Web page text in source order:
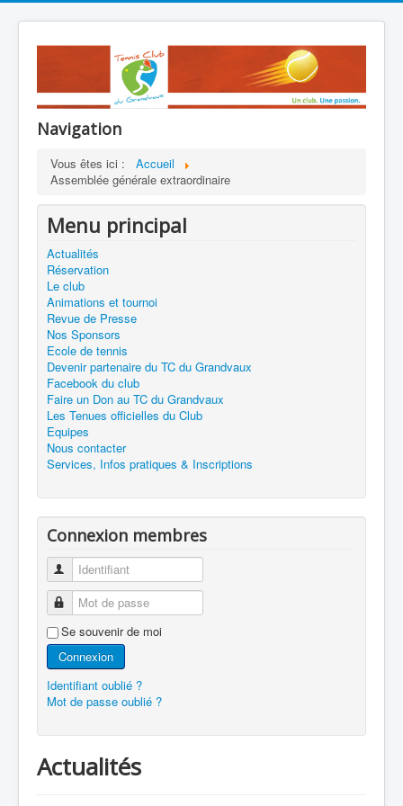
Navigation
Vous êtes ici :
Accueil
Assemblée générale extraordinaire
Menu principal
Actualités
Réservation
Le club
Animations et tournoi
Revue de Presse
Nos Sponsors
Ecole de tennis
Devenir partenaire du TC du Grandvaux
Facebook du club
Faire un Don au TC du Grandvaux
Les Tenues officielles du Club
Equipes
Nous contacter
Services, Infos pratiques & Inscriptions
Connexion membres
Identifiant
Mot de passe
Se souvenir de moi
Connexion
Identifiant oublié ?
Mot de passe oublié ?
Actualités